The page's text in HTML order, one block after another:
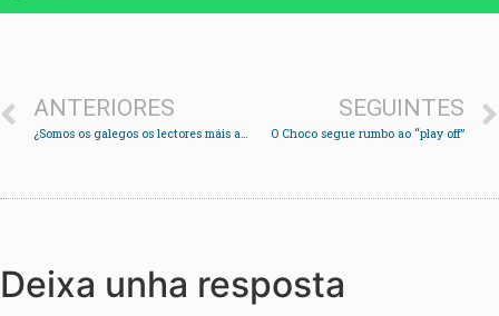
ANTERIORES
¿Somos os galegos os lectores máis afortunados do mundo? Por Tania Lago.
SEGUINTES
O Choco segue rumbo ao “play off”
Deixa unha resposta